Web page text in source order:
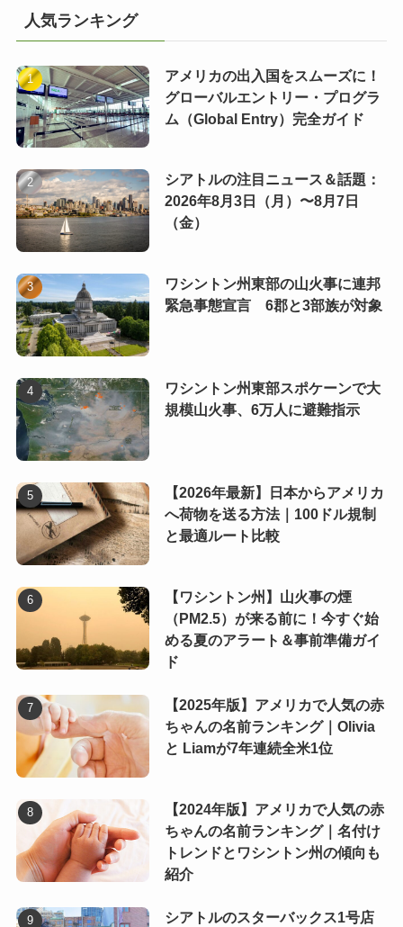
人気ランキング
アメリカの出入国をスムーズに！
グローバルエントリー・プログラ
ム（Global Entry）完全ガイド
シアトルの注目ニュース＆話題：
2026年8月3日（月）〜8月7日
（金）
ワシントン州東部の山火事に連邦
緊急事態宣言 6郡と3部族が対象
ワシントン州東部スポケーンで大
規模山火事、6万人に避難指示
【2026年最新】日本からアメリカ
へ荷物を送る方法｜100ドル規制
と最適ルート比較
【ワシントン州】山火事の煙
（PM2.5）が来る前に！今すぐ始
める夏のアラート＆事前準備ガイ
ド
【2025年版】アメリカで人気の赤
ちゃんの名前ランキング｜Olivia
と Liamが7年連続全米1位
【2024年版】アメリカで人気の赤
ちゃんの名前ランキング｜名付け
トレンドとワシントン州の傾向も
紹介
シアトルのスターバックス1号店